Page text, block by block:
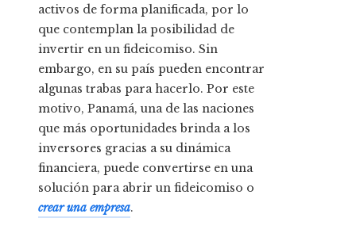
activos de forma planificada, por lo
que contemplan la posibilidad de
invertir en un fideicomiso. Sin
embargo, en su país pueden encontrar
algunas trabas para hacerlo. Por este
motivo, Panamá, una de las naciones
que más oportunidades brinda a los
inversores gracias a su dinámica
financiera, puede convertirse en una
solución para abrir un fideicomiso o
crear una empresa.